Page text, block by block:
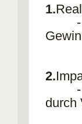
-
und
aber
der
erst
a)
- Im
1.
-
2.
- Es
durch